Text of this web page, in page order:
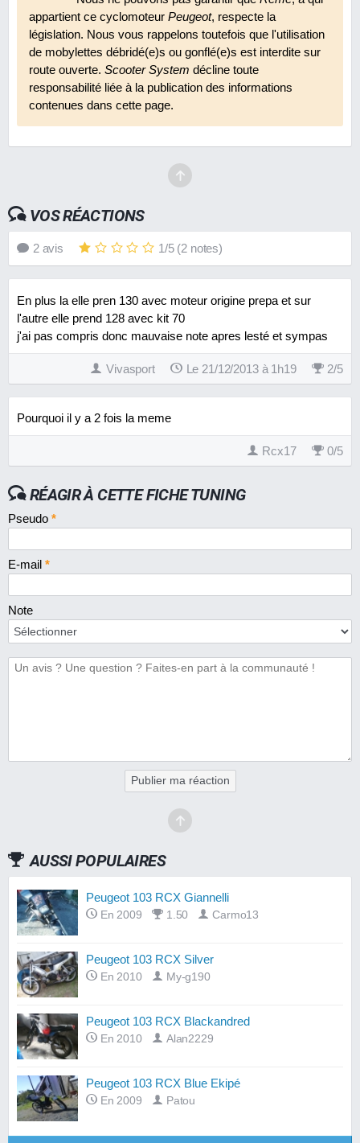
appartient ce cyclomoteur Peugeot, respecte la
législation. Nous vous rappelons toutefois que l'utilisation
de mobylettes débridé(e)s ou gonflé(e)s est interdite sur
route ouverte. Scooter System décline toute
responsabilité liée à la publication des informations
contenues dans cette page.
VOS RÉACTIONS
2avis 1/5(2 notes)
En plus la elle pren 130 avec moteur origine prepa et sur
l'autre elle prend 128 avec kit 70
j'ai pas compris donc mauvaise note apres lesté et sympas
Vivasport Le 21/12/2013 à 1h19 2/5
Pourquoi il y a 2 fois la meme
Rcx17 0/5
RÉAGIR À CETTE FICHE TUNING
Pseudo *
E-mail *
Note
Publier ma réaction
AUSSI POPULAIRES
Peugeot 103 RCX Giannelli
En 2009 1.50 Carmo13
Peugeot 103 RCX Silver
En 2010 My-g190
Peugeot 103 RCX Blackandred
En 2010 Alan2229
Peugeot 103 RCX Blue Ekipé
En 2009 Patou